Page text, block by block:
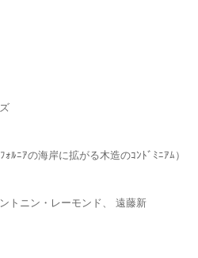
ﾙﾆｱの海岸に拡がる木造のｺﾝﾄﾞﾐﾆｱﾑ）
トニン・レーモンド、 遠藤新